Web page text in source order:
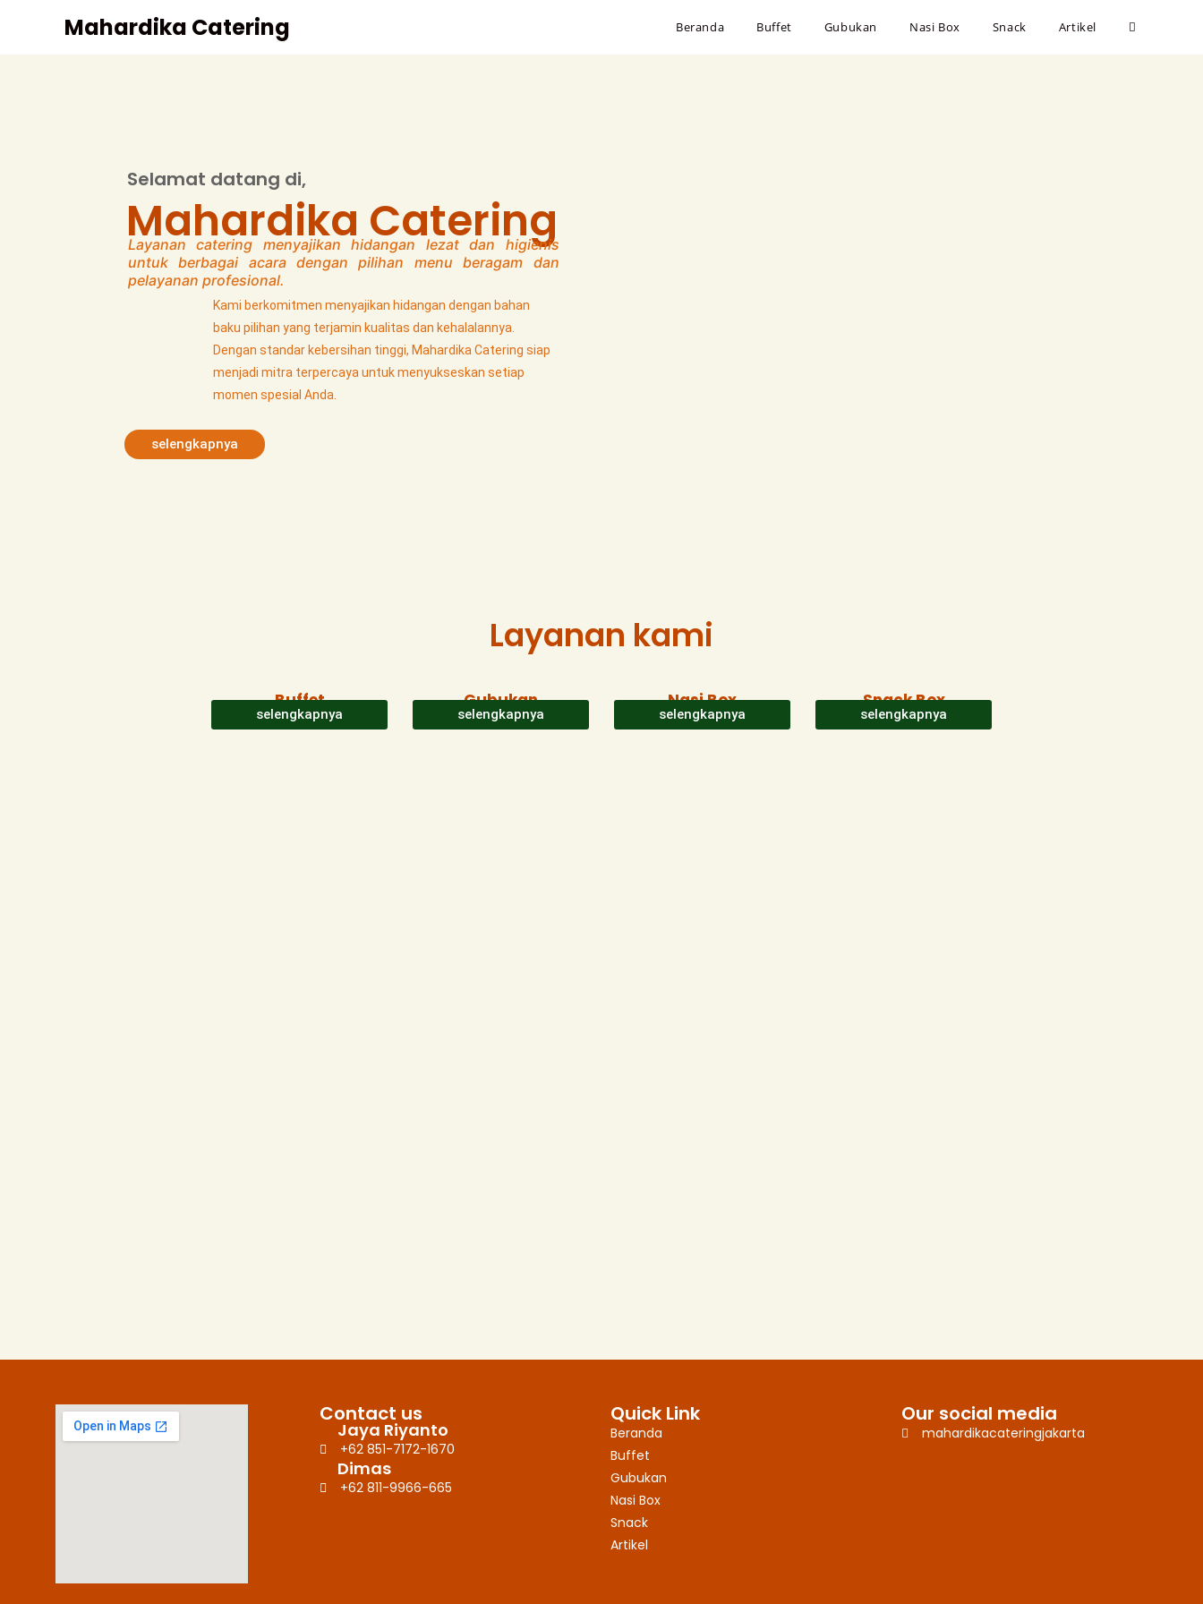
Mahardika Catering Beranda Buffet Gubukan Nasi Box Snack Artikel
Selamat datang di,
Mahardika Catering
Layanan catering menyajikan hidangan lezat dan higienis
untuk berbagai acara dengan pilihan menu beragam dan
pelayanan profesional.
Kami berkomitmen menyajikan hidangan dengan bahan
baku pilihan yang terjamin kualitas dan kehalalannya.
Dengan standar kebersihan tinggi, Mahardika Catering siap
menjadi mitra terpercaya untuk menyukseskan setiap
momen spesial Anda.
selengkapnya
Layanan kami
Buffet
selengkapnya
Gubukan
selengkapnya
Nasi Box
selengkapnya
Snack Box
selengkapnya
Contact us
Jaya Riyanto
+62 851-7172-1670
Dimas
+62 811-9966-665
Quick Link
Beranda
Buffet
Gubukan
Nasi Box
Snack
Artikel
Our social media
mahardikacateringjakarta